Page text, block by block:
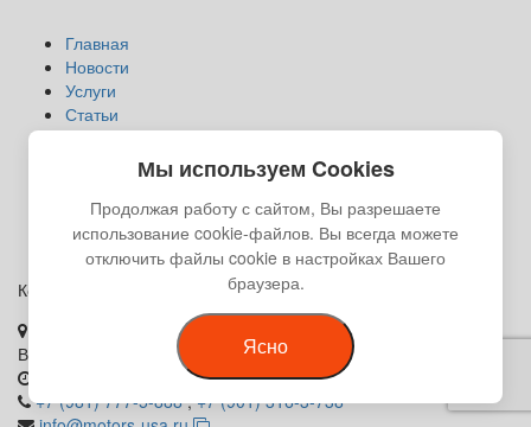
Главная
Новости
Услуги
Статьи
Прайс
Карта сайта
Контакты
Политика конфиденциальности
Контакты
Выборгское шоссе, 212 к8
10.00 - 20.00 без выходных
+7 (981) 777-5-888,+7 (901) 316-3-738
Мы используем Cookies
Продолжая работу с сайтом, Вы разрешаете
использование cookie-файлов. Вы всегда можете
отключить файлы cookie в настройках Вашего
браузера.
Ясно